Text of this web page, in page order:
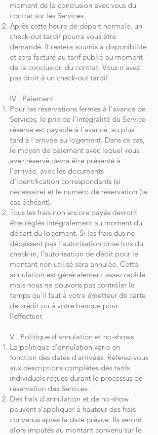
moment de la conclusion avec vous du
contrat sur les Services.
Après cette heure de départ normale, un
check-out tardif pourra vous être
demandé. Il restera soumis à disponibilité
et sera facturé au tarif publié au moment
de la conclusion du contrat. Vous n'avez
pas droit à un check-out tardif.
IV . Paiement
Pour les réservations fermes à l'avance de
Services, le prix de l'intégralité du Service
réservé est payable à l'avance, au plus
tard à l'arrivée au logement. Dans ce cas,
le moyen de paiement avec lequel vous
avez réservé devra être présenté à
l'arrivée, avec les documents
d'identification correspondants (si
nécessaire) et le numéro de réservation (le
cas échéant).
Tous les frais non encore payés devront
être réglés intégralement au moment du
départ du logement. Si les frais dus ne
dépassent pas l'autorisation prise lors du
check-in, l'autorisation de débit pour le
montant non utilisé sera annulée. Cette
annulation est généralement assez rapide
mais nous ne pouvons pas contrôler le
temps qu'il faut à votre émetteur de carte
de crédit ou à votre banque pour
l’effectuer.
V . Politique d'annulation et no-shows
La politique d'annulation varie en
fonction des dates d’arrivées. Référez-vous
aux descriptions complètes des tarifs
individuels reçues durant le processus de
réservation des Services.
Des frais d'annulation et de no-show
peuvent s'appliquer à hauteur des frais
convenus après la date prévue. Ils seront
alors imputés au montant convenu sur le